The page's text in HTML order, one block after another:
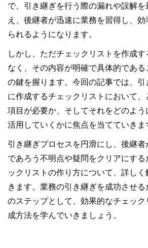
で、引き継ぎを行う際の漏れや誤解を
え、後継者が迅速に業務を習得し、効
られるようになります。
しかし、ただチェックリストを作成す
なく、その内容が明確で具体的である
の鍵を握ります。今回の記事では、引
に作成するチェックリストにおいて、
項目が必要か、そしてそれをどのよう
活用していくかに焦点を当てていきま
引き継ぎプロセスを円滑にし、後継者
であろう不明点や疑問をクリアにする
ックリストの作り方について、詳しく
きます。業務の引き継ぎを成功させる
のステップとして、効果的なチェック
成方法を学んでいきましょう。